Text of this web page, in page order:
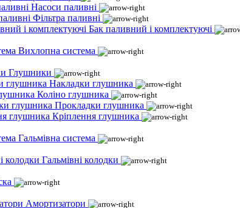
Насоси паливні
Фільтра паливні
Бак паливний і комплектуючі
Вихлопна система
Глушники
Накладки глушника
Коліно глушника
Прокладки глушника
Кріплення глушника
Гальмівна система
Гальмівні колодки
Амортизатори